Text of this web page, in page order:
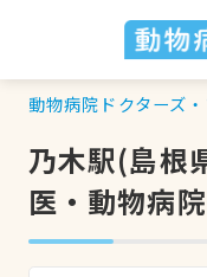
動物病院ドクターズ
乃木駅(島根
医・動物病